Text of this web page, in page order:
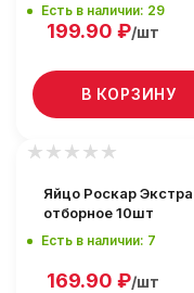
Есть в наличии: 29
199.90 ₽/шт
В КОРЗИНУ
Яйцо Роскар Экстра
отборное 10шт
Есть в наличии: 7
169.90 ₽/шт